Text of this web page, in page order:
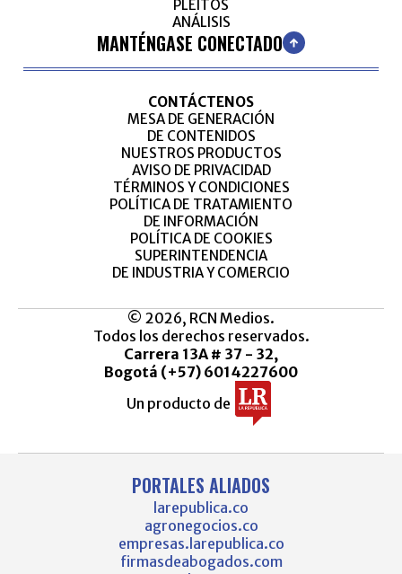
PLEITOS
ANÁLISIS
MANTÉNGASE CONECTADO
CONTÁCTENOS
MESA DE GENERACIÓN
DE CONTENIDOS
NUESTROS PRODUCTOS
AVISO DE PRIVACIDAD
TÉRMINOS Y CONDICIONES
POLÍTICA DE TRATAMIENTO
DE INFORMACIÓN
POLÍTICA DE COOKIES
SUPERINTENDENCIA
DE INDUSTRIA Y COMERCIO
© 2026, RCN Medios.
Todos los derechos reservados.
Carrera 13A # 37 - 32,
Bogotá (+57) 6014227600
Un producto de
PORTALES ALIADOS
larepublica.co
agronegocios.co
empresas.larepublica.co
firmasdeabogados.com